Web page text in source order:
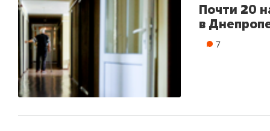
Почти 20
в
7